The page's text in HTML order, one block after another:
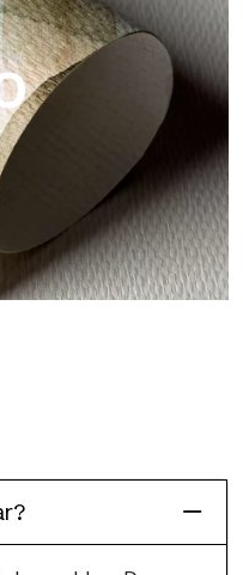
Badezimmertapete, ideal
mit hoher